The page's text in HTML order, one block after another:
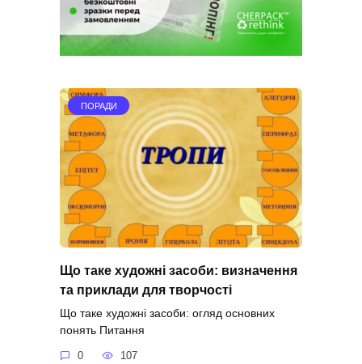
ПОРАДИ
Що таке художні засоби: визначення
та приклади для творчості
Що таке художні засоби: огляд основних
понять Питання
0 107